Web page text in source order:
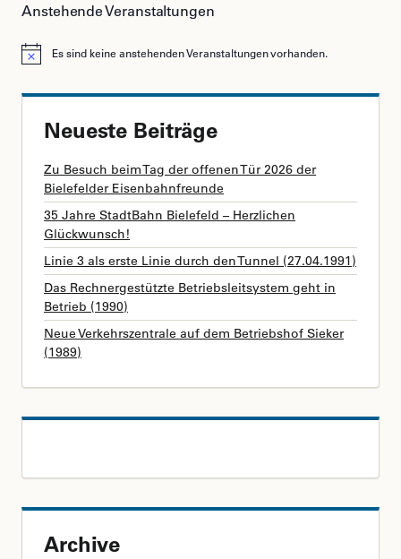
Anstehende Veranstaltungen
HinweisEs sind keine anstehenden Veranstaltungen vorhanden.
Neueste Beiträge
Zu Besuch beim Tag der offenen Tür 2026 der
Bielefelder Eisenbahnfreunde
35 Jahre StadtBahn Bielefeld – Herzlichen
Glückwunsch!
Linie 3 als erste Linie durch den Tunnel (27.04.1991)
Das Rechnergestützte Betriebsleitsystem geht in
Betrieb (1990)
Neue Verkehrszentrale auf dem Betriebshof Sieker
(1989)
Archive